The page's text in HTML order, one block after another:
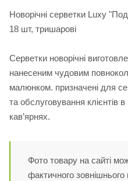
Новорічні серветки Luxy
18 шт, тришарові
Серветки новорічні
нанесеним чудовим
малюнком. призначені для
та обслуговування клієнтів
кав’ярнях.
Фото товару на сайті
фактичного зовнішнього